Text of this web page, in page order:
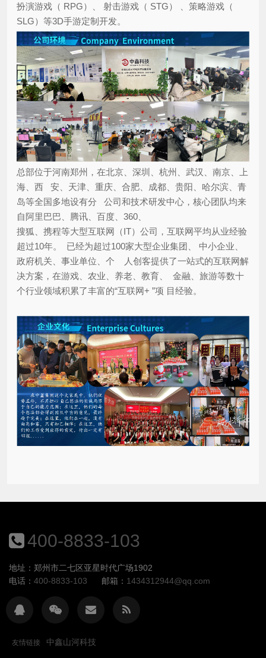
扮演游戏（ RPG）、 射击游戏（ STG） 、策略游戏（
SLG）等3D手游定制开发。
总部位于河南郑州，在北京、深圳、杭州、武汉、南京、上
海、西 安、天津、重庆、合肥、成都、贵阳、哈尔滨、青
岛等全国多地设有分 公司和技术研发中心，核心团队均来
自阿里巴巴、腾讯、百度、360、
搜狐、携程等大型互联网（IT）公司，互联网平均从业经验
超过10年。 已经为超过100家大型企业集团、 中小企业、
政府机关、事业单位、个 人创客提供了一站式的互联网解
决方案，在游戏、农业、养老、教育、 金融、旅游等数十
个行业领域积累了丰富的“互联网+ ”项 目经验。
400-8833-103
地址：郑州市二七区亚星时代广场1902
电话： 400-8833-103 邮箱： 1434312944@qq.com
友情链接 中鑫山河科技